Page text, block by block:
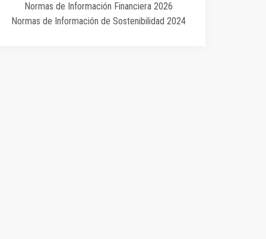
Normas de Información Financiera 2026
Normas de Información de Sostenibilidad 2024